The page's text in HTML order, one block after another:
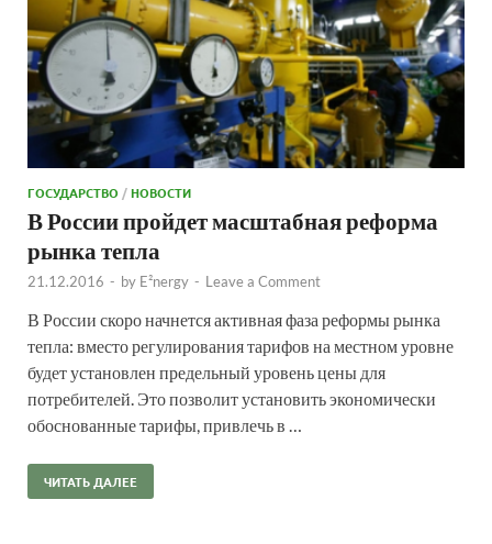
ГОСУДАРСТВО /НОВОСТИ
В России пройдет масштабная реформа
рынка тепла
21.12.2016 - by E²nergy - Leave a Comment
В России скоро начнется активная фаза реформы рынка
тепла: вместо регулирования тарифов на местном уровне
будет установлен предельный уровень цены для
потребителей. Это позволит установить экономически
обоснованные тарифы, привлечь в …
ЧИТАТЬ ДАЛЕЕ